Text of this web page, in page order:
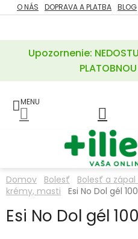
Prejsť
na
Upozornenie:
O NÁS DOPRAVA A PLATBA BLOG
ZĽAVY
POTREBY
A
LIEKY
VITAMÍNY
MINERÁLY
Domov Bolesť Bolesť a
krémy, masti
Esi No Dol gél
Esi No Dol gél